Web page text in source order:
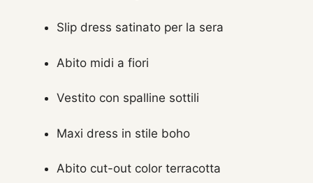
Slip dress satinato per la sera
Abito midi a fiori
Vestito con spalline sottili
Maxi dress in stile boho
Abito cut-out color terracotta